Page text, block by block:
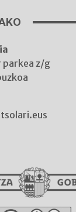
parkea z/g